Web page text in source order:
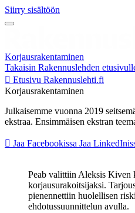
Siirry sisältöön
Korjausrakentaminen
Takaisin Rakennuslehden
Etusivu Rakennuslehti.fi
Korjausrakentaminen
Julkaisemme vuonna 2019
ekstraa. Ensimmäisen ekstran
Jaa Facebookissa Jaa
Peab valittiin Aleksis Kiven
korjausurakoitsijaksi.
pienennettiin huolellisen
ehdotussuunnittelun avulla.